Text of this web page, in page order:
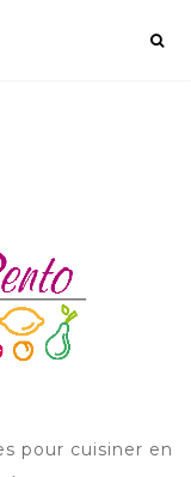
pour cuisiner en